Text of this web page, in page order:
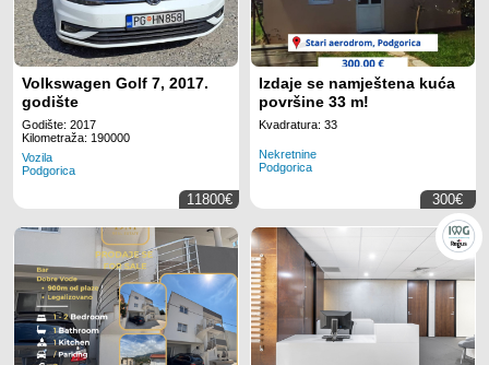
Volkswagen Golf 7, 2017.
godište
Godište: 2017
Kilometraža: 190000
Vozila
Podgorica
11800€
Izdaje se namještena kuća
površine 33 m!
Kvadratura: 33
Nekretnine
Podgorica
300€